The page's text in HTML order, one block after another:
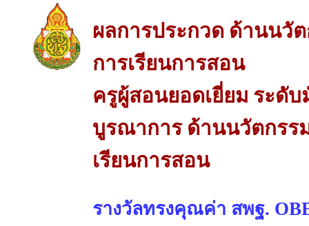
ผลการประกวด ด้านนวั
การเรียนการสอน
ครูผู้สอนยอดเยี่ยม ระดั
บูรณาการ ด้านนวัตกรร
เรียนการสอน
รางวัลทรงคุณค่า สพฐ.